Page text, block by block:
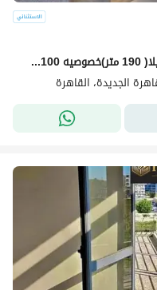
استلم فورا بخصم 43% شقه بمواصفات فيلا( 190 متر)خصوصيه 100% للبيع في ديستريكت 5 - District 5 التجمع الخامس دقائق من ميفيدا وهايد بارك وماونتن فيو